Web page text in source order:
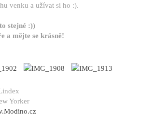
venku a užívat si ho :).
stejné :))
a mějte se krásně!
Yorker